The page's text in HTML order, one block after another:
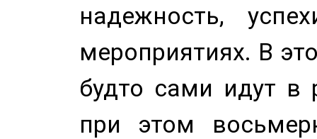
надежность,
мероприятиях. В
будто сами идут в
при этом